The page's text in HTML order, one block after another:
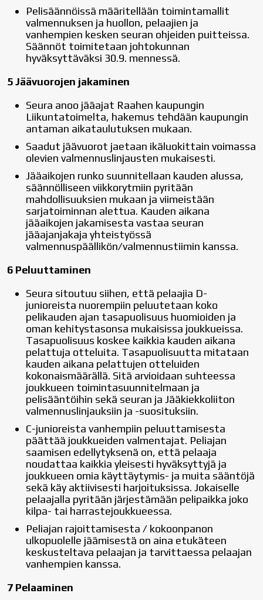
Pelisäännöissä määritellään toimintamallit
valmennuksen ja huollon, pelaajien ja
vanhempien kesken seuran ohjeiden puitteissa.
Säännöt toimitetaan johtokunnan
hyväksyttäväksi 30.9. mennessä.
5 Jäävuorojen jakaminen
Seura anoo jääajat Raahen kaupungin
Liikuntatoimelta, hakemus tehdään kaupungin
antaman aikataulutuksen mukaan.
Saadut jäävuorot jaetaan ikäluokittain voimassa
olevien valmennuslinjausten mukaisesti.
Jääaikojen runko suunnitellaan kauden alussa,
säännölliseen viikkorytmiin pyritään
mahdollisuuksien mukaan ja viimeistään
sarjatoiminnan alettua. Kauden aikana
jääaikojen jakamisesta vastaa seuran
jääajanjakaja yhteistyössä
valmennuspäällikön/valmennustiimin kanssa.
6 Peluuttaminen
Seura sitoutuu siihen, että pelaajia D-
junioreista nuorempiin peluutetaan koko
pelikauden ajan tasapuolisuus huomioiden ja
oman kehitystasonsa mukaisissa joukkueissa.
Tasapuolisuus koskee kaikkia kauden aikana
pelattuja otteluita. Tasapuolisuutta mitataan
kauden aikana pelattujen otteluiden
kokonaismäärällä. Sitä arvioidaan suhteessa
joukkueen toimintasuunnitelmaan ja
pelisääntöihin sekä seuran ja Jääkiekkoliiton
valmennuslinjauksiin ja -suosituksiin.
C-junioreista vanhempiin peluuttamisesta
päättää joukkueiden valmentajat. Peliajan
saamisen edellytyksenä on, että pelaaja
noudattaa kaikkia yleisesti hyväksyttyjä ja
joukkueen omia käyttäytymis- ja muita sääntöjä
sekä käy aktiivisesti harjoituksissa. Jokaiselle
pelaajalla pyritään järjestämään pelipaikka joko
kilpa- tai harrastejoukkueessa.
Peliajan rajoittamisesta / kokoonpanon
ulkopuolelle jäämisestä on aina etukäteen
keskusteltava pelaajan ja tarvittaessa pelaajan
vanhempien kanssa.
7 Pelaaminen